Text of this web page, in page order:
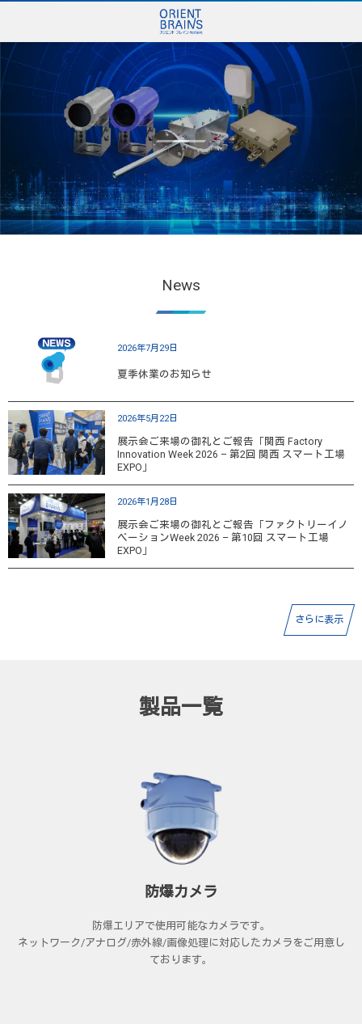
オ リエントブレイン株式会社
販売から ス テム設計 ・画像処理ま ワンス トッ
News
2026年7月29日
夏季休業のお知らせ
2026年5月22日
展示会ご来場の御礼とご報告「関西 Factory
Innovation Week 2026 – 第2回 関西 スマート工場
EXPO」
2026年1月28日
展示会ご来場の御礼とご報告「ファクトリーイノ
ベーションWeek 2026 – 第10回 スマート工場
EXPO」
さらに表示
製品一覧
防爆カメラ
防爆エリアで使用可能なカメラです。
ネットワーク/アナログ/赤外線/画像処理に対応したカメラをご用意し
ております。